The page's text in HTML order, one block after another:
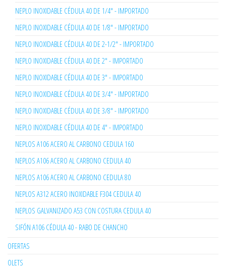
NEPLO INOXIDABLE CÉDULA 40 DE 1/4" - IMPORTADO
NEPLO INOXIDABLE CÉDULA 40 DE 1/8" - IMPORTADO
NEPLO INOXIDABLE CÉDULA 40 DE 2-1/2" - IMPORTADO
NEPLO INOXIDABLE CÉDULA 40 DE 2" - IMPORTADO
NEPLO INOXIDABLE CÉDULA 40 DE 3" - IMPORTADO
NEPLO INOXIDABLE CÉDULA 40 DE 3/4" - IMPORTADO
NEPLO INOXIDABLE CÉDULA 40 DE 3/8" - IMPORTADO
NEPLO INOXIDABLE CÉDULA 40 DE 4" - IMPORTADO
NEPLOS A106 ACERO AL CARBONO CEDULA 160
NEPLOS A106 ACERO AL CARBONO CEDULA 40
NEPLOS A106 ACERO AL CARBONO CEDULA 80
NEPLOS A312 ACERO INOXIDABLE F304 CEDULA 40
NEPLOS GALVANIZADO A53 CON COSTURA CEDULA 40
SIFÓN A106 CÉDULA 40 - RABO DE CHANCHO
OFERTAS
OLETS